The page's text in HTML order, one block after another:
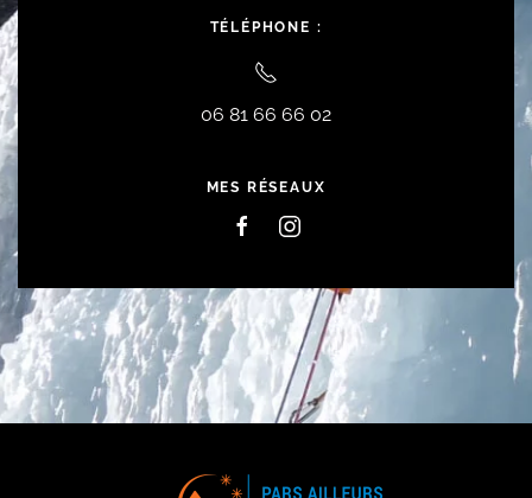
TÉLÉPHONE :
06 81 66 66 02
MES RÉSEAUX